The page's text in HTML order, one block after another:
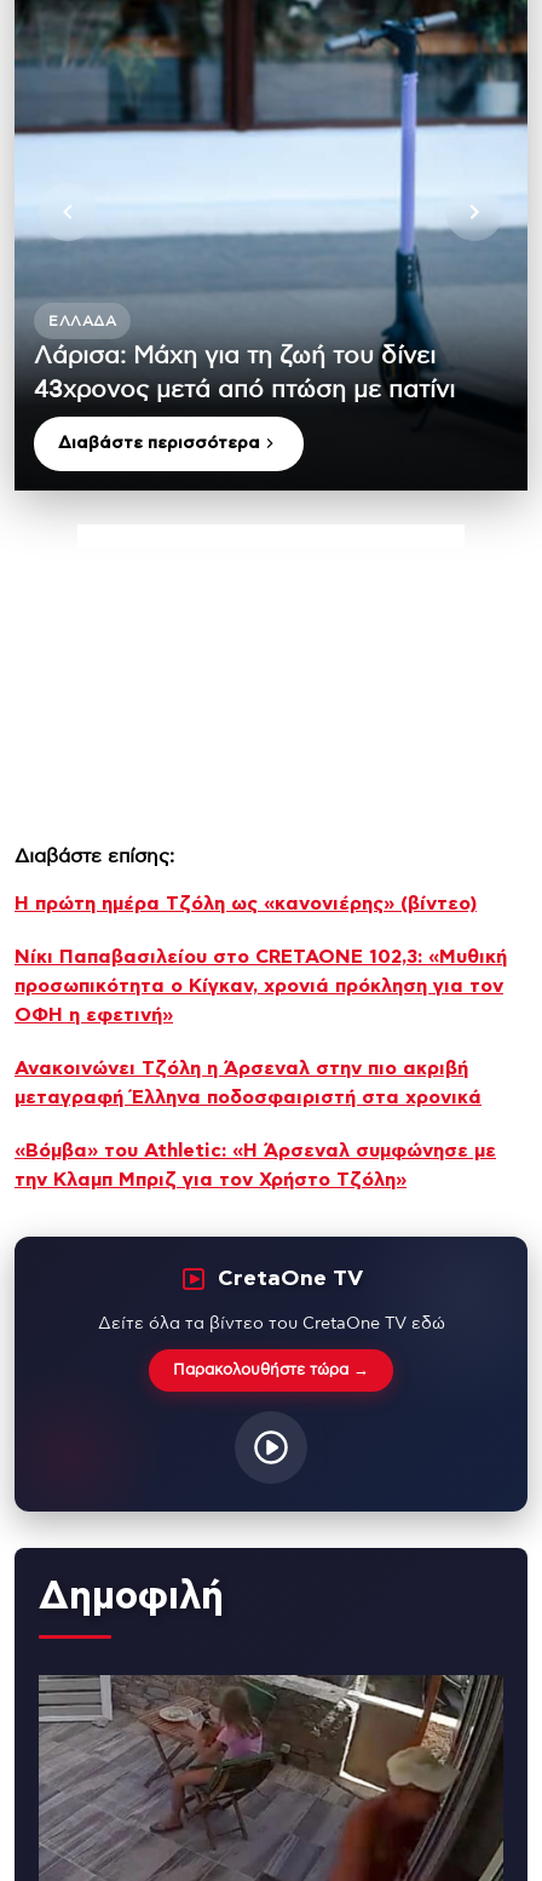
ΕΛΛΆΔΑ
Λάρισα: Μάχη για τη ζωή του δίνει
43χρονος μετά από πτώση με πατίνι
Διαβάστε περισσότερα
Διαβάστε επίσης:
Η πρώτη ημέρα Τζόλη ως «κανονιέρης» (βίντεο)
Νίκι Παπαβασιλείου στο CRETAONE 102,3: «Μυθική
προσωπικότητα ο Κίγκαν, χρονιά πρόκληση για τον
ΟΦΗ η εφετινή»
Ανακοινώνει Τζόλη η Άρσεναλ στην πιο ακριβή
μεταγραφή Έλληνα ποδοσφαιριστή στα χρονικά
«Βόμβα» του Athletic: «Η Άρσεναλ συμφώνησε με
την Κλαμπ Μπριζ για τον Χρήστο Τζόλη»
CretaOne TV
Δείτε όλα τα βίντεο του CretaOne TV εδώ
Παρακολουθήστε τώρα →
Δημοφιλή